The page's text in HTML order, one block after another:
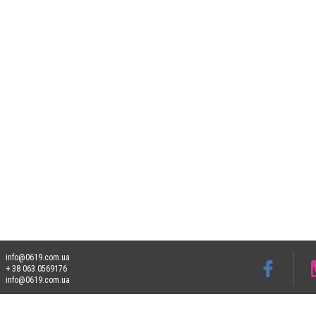
info@0619.com.ua
+ 38 063 0569176
info@0619.com.ua